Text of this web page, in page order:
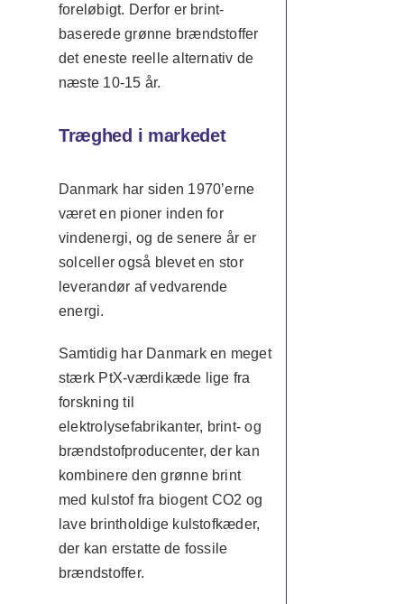
foreløbigt. Derfor er brint-
baserede grønne brændstoffer
det eneste reelle alternativ de
næste 10-15 år.
Træghed i markedet
Danmark har siden 1970’erne
været en pioner inden for
vindenergi, og de senere år er
solceller også blevet en stor
leverandør af vedvarende
energi.
Samtidig har Danmark en meget
stærk PtX-værdikæde lige fra
forskning til
elektrolysefabrikanter, brint- og
brændstofproducenter, der kan
kombinere den grønne brint
med kulstof fra biogent CO2 og
lave brintholdige kulstofkæder,
der kan erstatte de fossile
brændstoffer.